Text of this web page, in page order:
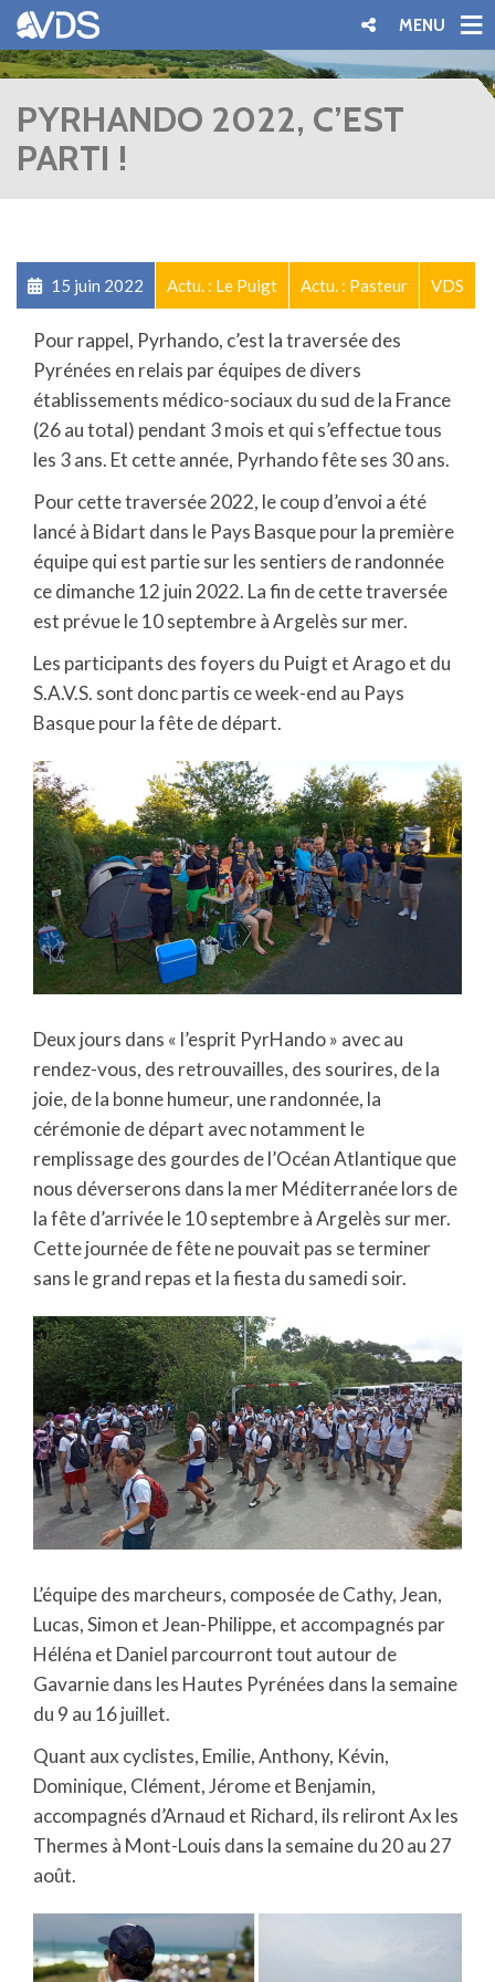
MENU
PYRHANDO 2022, C’EST
PARTI !
15 juin 2022 Actu. : Le Puigt Actu. : Pasteur VDS
Pour rappel, Pyrhando, c’est la traversée des
Pyrénées en relais par équipes de divers
établissements médico-sociaux du sud de la France
(26 au total) pendant 3 mois et qui s’effectue tous
les 3 ans. Et cette année, Pyrhando fête ses 30 ans.
Pour cette traversée 2022, le coup d’envoi a été
lancé à Bidart dans le Pays Basque pour la première
équipe qui est partie sur les sentiers de randonnée
ce dimanche 12 juin 2022. La fin de cette traversée
est prévue le 10 septembre à Argelès sur mer.
Les participants des foyers du Puigt et Arago et du
S.A.V.S. sont donc partis ce week-end au Pays
Basque pour la fête de départ.
Deux jours dans « l’esprit PyrHando » avec au
rendez-vous, des retrouvailles, des sourires, de la
joie, de la bonne humeur, une randonnée, la
cérémonie de départ avec notamment le
remplissage des gourdes de l’Océan Atlantique que
nous déverserons dans la mer Méditerranée lors de
la fête d’arrivée le 10 septembre à Argelès sur mer.
Cette journée de fête ne pouvait pas se terminer
sans le grand repas et la fiesta du samedi soir.
L’équipe des marcheurs, composée de Cathy, Jean,
Lucas, Simon et Jean-Philippe, et accompagnés par
Héléna et Daniel parcourront tout autour de
Gavarnie dans les Hautes Pyrénées dans la semaine
du 9 au 16 juillet.
Quant aux cyclistes, Emilie, Anthony, Kévin,
Dominique, Clément, Jérome et Benjamin,
accompagnés d’Arnaud et Richard, ils reliront Ax les
Thermes à Mont-Louis dans la semaine du 20 au 27
août.